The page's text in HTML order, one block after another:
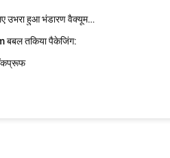
बबल तकिया पैकेजिंग:
रोल